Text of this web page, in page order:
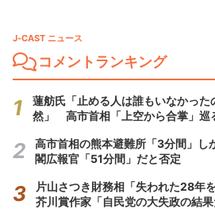
J-CAST ニュース
コメントランキング
蓮舫氏「止める人は誰もいなかった
然」 高市首相「上空から合掌」巡
高市首相の熊本避難所「3分間」
閣広報官「51分間」だと否定
片山さつき財務相「失われた28年
芥川賞作家「自民党の大失政の結果